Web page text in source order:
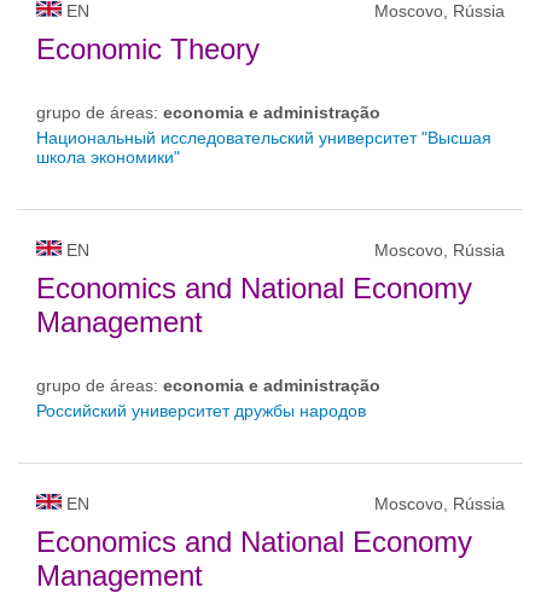
EN Moscovo, Rússia
Economic Theory
grupo de áreas: economia e administração
Национальный исследовательский университет "Высшая
школа экономики"
EN Moscovo, Rússia
Economics and National Economy
Management
grupo de áreas: economia e administração
Российский университет дружбы народов
EN Moscovo, Rússia
Economics and National Economy
Management